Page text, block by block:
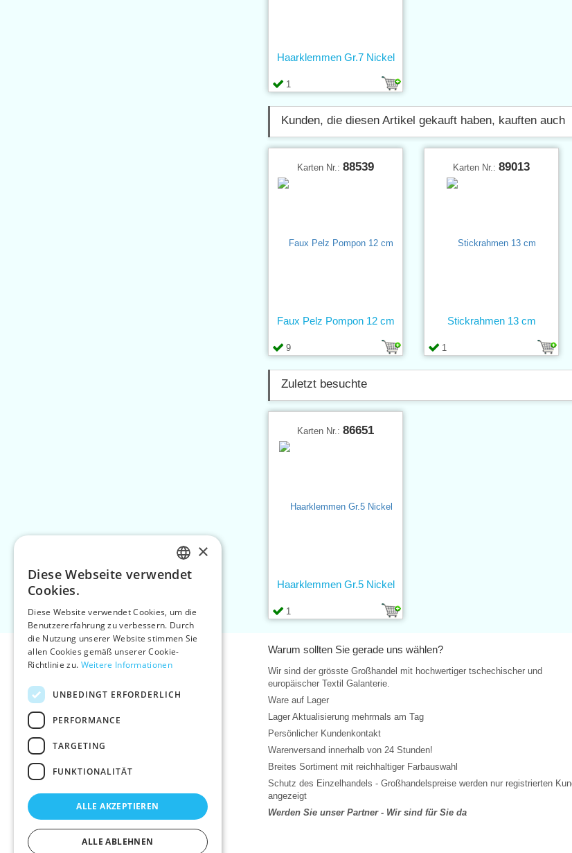
1
Haarklemmen Gr.7 Nickel
Kunden, die diesen Artikel gekauft haben, kauften auch
Karten Nr.: 88539
9
Faux Pelz Pompon 12 cm
Karten Nr.: 89013
1
Stickrahmen 13 cm
Zuletzt besuchte
Karten Nr.: 86651
1
Haarklemmen Gr.5 Nickel
Informationen
Home
Über uns
personenbezogener Daten
Aktuelles
Warum sollten Sie gerade uns wählen?
Wir sind der grösste Großhandel mit hochwertiger tschechischer und
europäischer Textil Galanterie.
Ware auf Lager
Lager Aktualisierung mehrmals am Tag
Persönlicher Kundenkontakt
Warenversand innerhalb von 24 Stunden!
Breites Sortiment mit reichhaltiger Farbauswahl
Schutz des Einzelhandels - Großhandelspreise werden nur registrierten
angezeigt
Werden Sie unser Partner - Wir sind für Sie da
CZECH
ENGLISH
×
Diese Webseite verwendet
Cookies.
Diese Website verwendet Cookies, um die
Benutzererfahrung zu verbessern. Durch
die Nutzung unserer Website stimmen Sie
allen Cookies gemäß unserer Cookie-
Richtlinie zu. Weitere Informationen
UNBEDINGT ERFORDERLICH
PERFORMANCE
TARGETING
FUNKTIONALITÄT
ALLE AKZEPTIEREN
ALLE ABLEHNEN